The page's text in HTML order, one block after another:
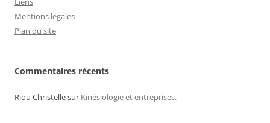
Mentions légales
Plan du site
Commentaires récents
Riou Christellesur Kinésiologie et entreprises.